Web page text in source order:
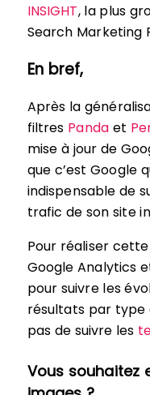
INSIGHT, la plus
Search Marketing
En bref,
Après la
filtres Panda et
mise à jour de
que c’est Google
indispensable de
trafic de son site
Pour réaliser
Google Analytics
pour suivre les
résultats par type
pas de suivre les
Vous souhaitez